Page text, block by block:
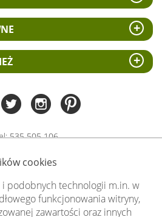
cookies
podobnych technologii m.in. w
funkcjonowania witryny,
zawartości oraz innych
535 505 106
obrazow.pl
swiat-obrazow.pl 2026,
prawa zastrzeżone